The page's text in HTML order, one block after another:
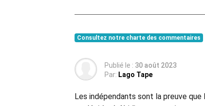
Consultez notre charte des commentaires
Publié le : 30 août 2023
Par: Lago Tape
Les indépendants sont la preuve